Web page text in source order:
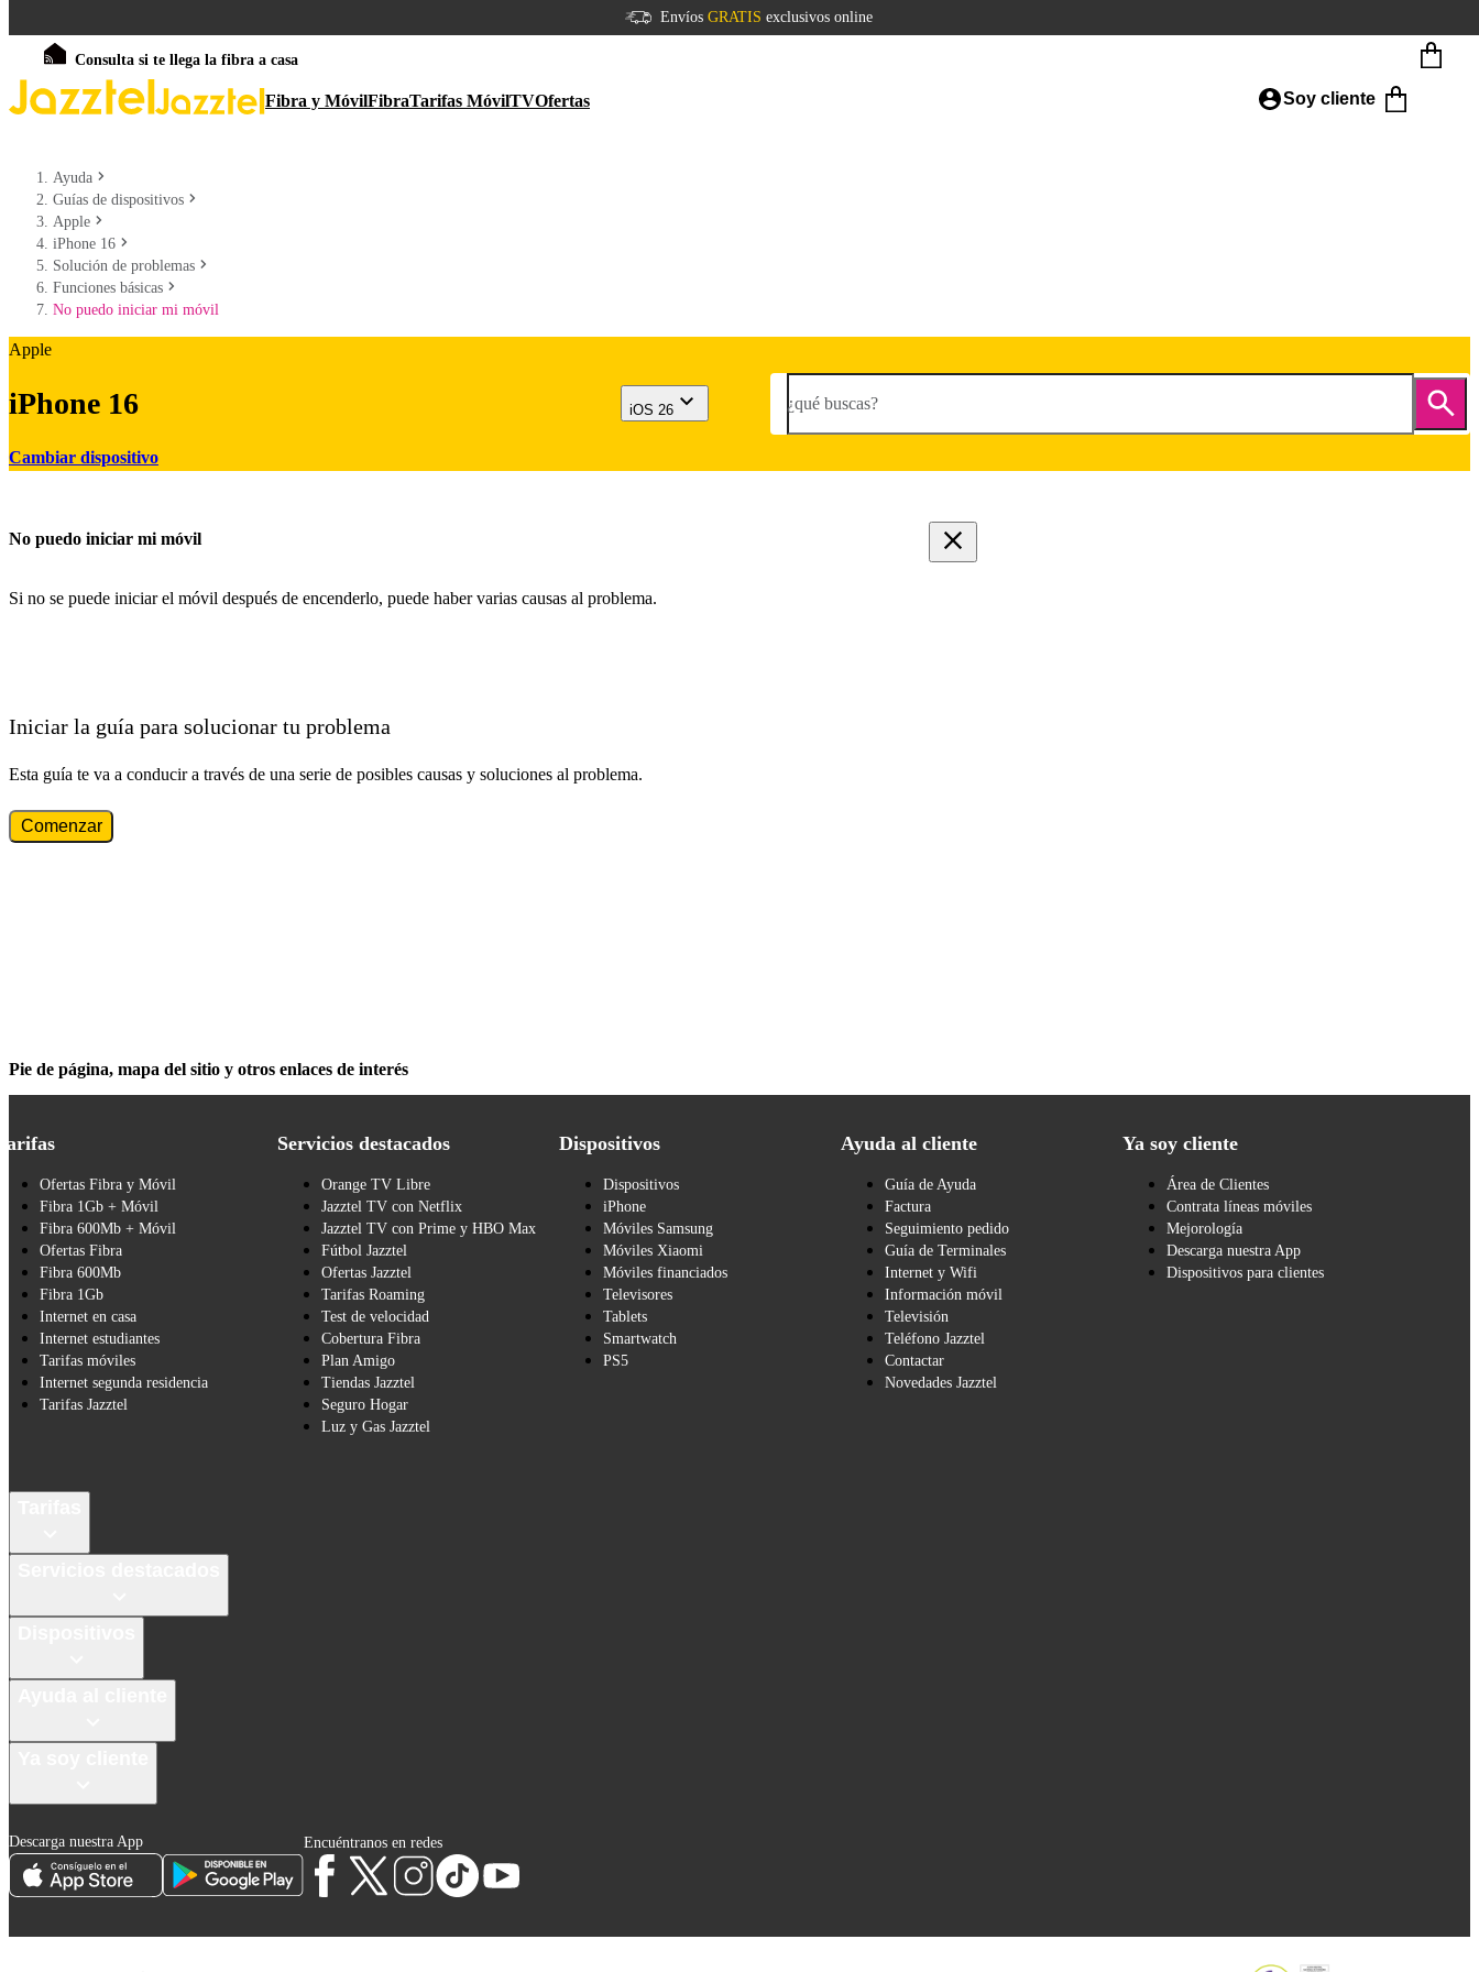
Envíos GRATIS exclusivos online
Consulta si te llega la fibra a casa
Fibra y MóvilFibraTarifas MóvilTVOfertas Soy cliente
Ayuda
Guías de dispositivos
Apple
iPhone 16
Solución de problemas
Funciones básicas
No puedo iniciar mi móvil
Apple
iPhone 16
Cambiar dispositivo
iOS 26 ¿qué buscas?
No puedo iniciar mi móvil
Si no se puede iniciar el móvil después de encenderlo, puede haber varias causas al problema.
Iniciar la guía para solucionar tu problema
Esta guía te va a conducir a través de una serie de posibles causas y soluciones al problema.
Comenzar
Pie de página, mapa del sitio y otros enlaces de interés
Ofertas Fibra y Móvil
Fibra 1Gb + Móvil
Fibra 600Mb + Móvil
Ofertas Fibra
Fibra 600Mb
Fibra 1Gb
Internet en casa
Internet estudiantes
Tarifas móviles
Internet segunda residencia
Tarifas Jazztel
Servicios destacados
Orange TV Libre
Jazztel TV con Netflix
Jazztel TV con Prime y HBO Max
Fútbol Jazztel
Ofertas Jazztel
Tarifas Roaming
Test de velocidad
Cobertura Fibra
Plan Amigo
Tiendas Jazztel
Seguro Hogar
Luz y Gas Jazztel
Dispositivos
Dispositivos
iPhone
Móviles Samsung
Móviles Xiaomi
Móviles financiados
Televisores
Tablets
Smartwatch
PS5
Ayuda al cliente
Guía de Ayuda
Factura
Seguimiento pedido
Guía de Terminales
Internet y Wifi
Información móvil
Televisión
Teléfono Jazztel
Contactar
Novedades Jazztel
Ya soy cliente
Área de Clientes
Contrata líneas móviles
Mejorología
Descarga nuestra App
Dispositivos para clientes
Descarga nuestra App Encuéntranos en redes